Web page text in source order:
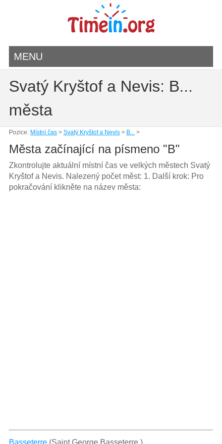
MENU
Svatý Kryštof a Nevis: B...
města
Pozice: Místní čas> Svatý Kryštof a Nevis> B...>
Města začínající na písmeno "B"
Zkontrolujte aktuální místní čas ve velkých městech Svatý
Kryštof a Nevis. Nalezený počet měst: 1. Další krok: Pro
pokračování klikněte na název města:
Basseterre(Saint George Basseterre )